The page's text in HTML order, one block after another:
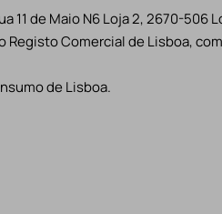
11 de Maio N6 Loja 2, 2670-506
Registo Comercial de Lisboa,
de Lisboa.